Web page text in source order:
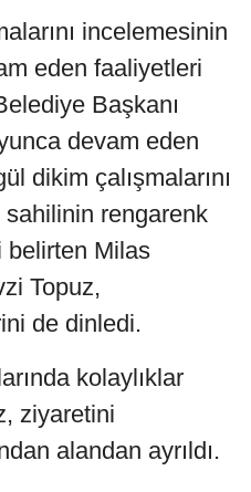
incelemesinin
eden faaliyetleri
Başkanı
devam eden
dikim çalışmalarını
rengarenk
belirten Milas
Topuz,
de dinledi.
kolaylıklar
ziyaretini
alandan ayrıldı.